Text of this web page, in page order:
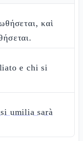
καὶ
e chi si
umilia sarà